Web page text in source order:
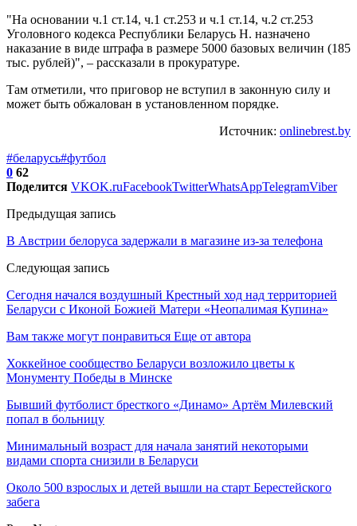
"На основании ч.1 ст.14, ч.1 ст.253 и ч.1 ст.14, ч.2 ст.253
Уголовного кодекса Республики Беларусь Н. назначено
наказание в виде штрафа в размере 5000 базовых величин (185
тыс. рублей)", – рассказали в прокуратуре.
Там отметили, что приговор не вступил в законную силу и
может быть обжалован в установленном порядке.
Источник: onlinebrest.by
#беларусь#футбол
0 62
Поделится VKOK.ruFacebookTwitterWhatsAppTelegramViber
Предыдущая запись
В Австрии белоруса задержали в магазине из-за телефона
Следующая запись
Сегодня начался воздушный Крестный ход над территорией
Беларуси с Иконой Божией Матери «Неопалимая Купина»
Вам также могут понравиться Еще от автора
Хоккейное сообщество Беларуси возложило цветы к
Монументу Победы в Минске
Бывший футболист бресткого «Динамо» Артём Милевский
попал в больницу
Минимальный возраст для начала занятий некоторыми
видами спорта снизили в Беларуси
Около 500 взрослых и детей вышли на старт Берестейского
забега